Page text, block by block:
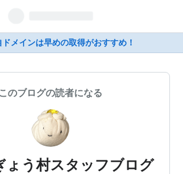
ドメインは早めの取得がおすすめ！
このブログの読者になる
ょう村スタッフブログ